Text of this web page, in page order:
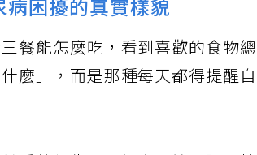
困擾的真實樣貌
餐能怎麼吃，看到喜歡的食物總
麼」，而是那種每天都得提醒自